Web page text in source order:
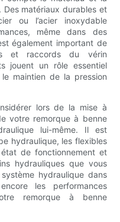
matériaux durables et
ou l’acier inoxydable
même dans des
également important de
et raccords du vérin
jouent un rôle essentiel
maintien de la pression
lors de la mise à
votre remorque à benne
lui-même. Il est
hydraulique, les flexibles
de fonctionnement et
hydrauliques que vous
hydraulique dans
les performances
remorque à benne